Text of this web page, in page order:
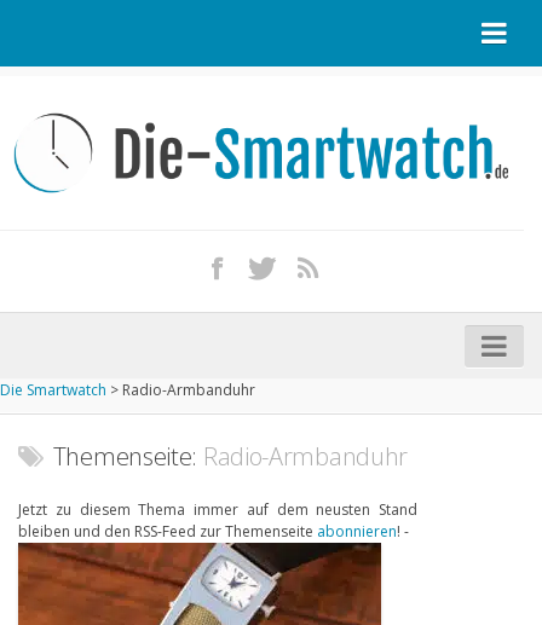
Kontakt / Tipp geben
Impressum
iPhone kaufen
Startseite
Aktuelle Smartwatches im Test
Marken und Modelle
Handytarife
Die Smartwatch > Radio-Armbanduhr
Themenseite: Radio-Armbanduhr
Jetzt zu diesem Thema immer auf dem neusten Stand
bleiben und den RSS-Feed zur Themenseite abonnieren! -